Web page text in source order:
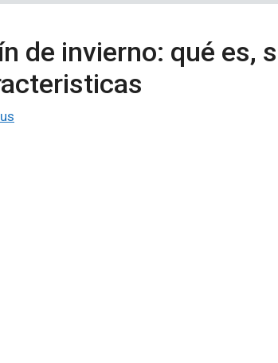
de invierno: qué es,